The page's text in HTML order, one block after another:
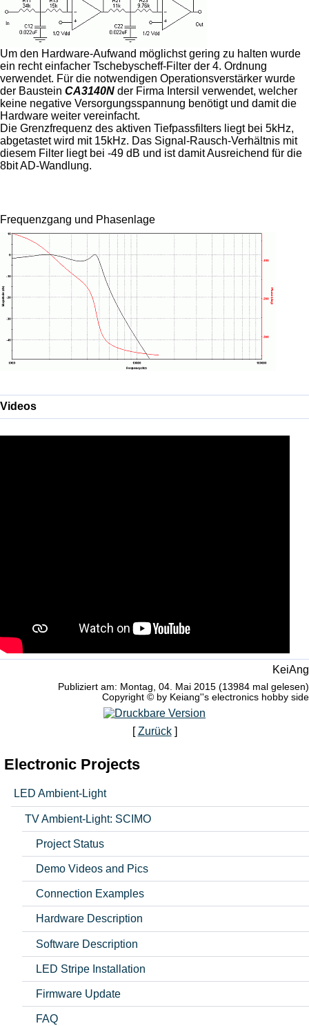
Um den Hardware-Aufwand möglichst gering zu halten wurde
ein recht einfacher Tschebyscheff-Filter der 4. Ordnung
verwendet. Für die notwendigen Operationsverstärker wurde
der Baustein CA3140N der Firma Intersil verwendet, welcher
keine negative Versorgungsspannung benötigt und damit die
Hardware weiter vereinfacht.
Die Grenzfrequenz des aktiven Tiefpassfilters liegt bei 5kHz,
abgetastet wird mit 15kHz. Das Signal-Rausch-Verhältnis mit
diesem Filter liegt bei -49 dB und ist damit Ausreichend für die
8bit AD-Wandlung.
Frequenzgang und Phasenlage
Videos
KeiAng
Publiziert am: Montag, 04. Mai 2015 (13984 mal gelesen)
Copyright © by Keiang''s electronics hobby side
[Zurück]
Electronic Projects
LED Ambient-Light
TV Ambient-Light: SCIMO
Project Status
Demo Videos and Pics
Connection Examples
Hardware Description
Software Description
LED Stripe Installation
Firmware Update
FAQ